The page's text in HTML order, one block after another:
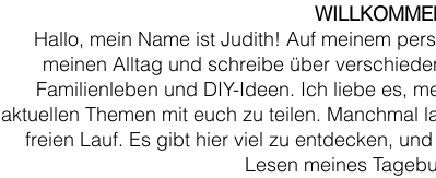
Hallo, mein Name ist Judith! Auf meinem
meinen Alltag und schreibe über
Familienleben und DIY-Ideen. Ich liebe es,
aktuellen Themen mit euch zu teilen. Manchmal
freien Lauf. Es gibt hier viel zu entdecken,
Lesen meines